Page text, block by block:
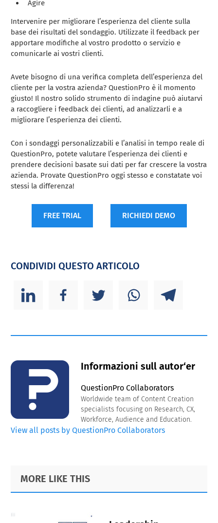
Agire
Intervenire per migliorare l’esperienza del cliente sulla
base dei risultati del sondaggio. Utilizzate il feedback per
apportare modifiche al vostro prodotto o servizio e
comunicarle ai vostri clienti.
Avete bisogno di una verifica completa dell’esperienza del
cliente per la vostra azienda? QuestionPro è il momento
giusto! Il nostro solido strumento di indagine può aiutarvi
a raccogliere i feedback dei clienti, ad analizzarli e a
migliorare l’esperienza dei clienti.
Con i sondaggi personalizzabili e l’analisi in tempo reale di
QuestionPro, potete valutare l’esperienza dei clienti e
prendere decisioni basate sui dati per far crescere la vostra
azienda. Provate QuestionPro oggi stesso e constatate voi
stessi la differenza!
FREE TRIAL RICHIEDI DEMO
CONDIVIDI QUESTO ARTICOLO
Informazioni sull autor‘er
QuestionPro Collaborators
Worldwide team of Content Creation
specialists focusing on Research, CX,
Workforce, Audience and Education.
View all posts by QuestionPro Collaborators
Primary
Sidebar
Footer
MORE LIKE THIS